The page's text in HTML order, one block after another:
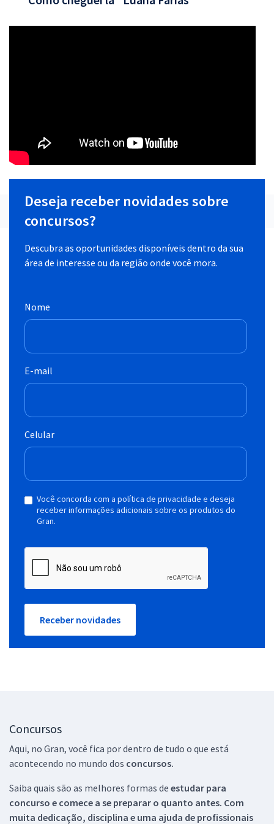
Deseja receber novidades sobre
concursos?
Descubra as oportunidades disponíveis dentro da sua
área de interesse ou da região onde você mora.
Nome
E-mail
Celular
Você concorda com a política de privacidade e deseja
receber informações adicionais sobre os produtos do
Gran.
Receber novidades
Concursos
Aqui, no Gran, você fica por dentro de tudo o que está
acontecendo no mundo dos concursos.
Saiba quais são as melhores formas de estudar para
concurso e comece a se preparar o quanto antes. Com
muita dedicação, disciplina e uma ajuda de profissionais